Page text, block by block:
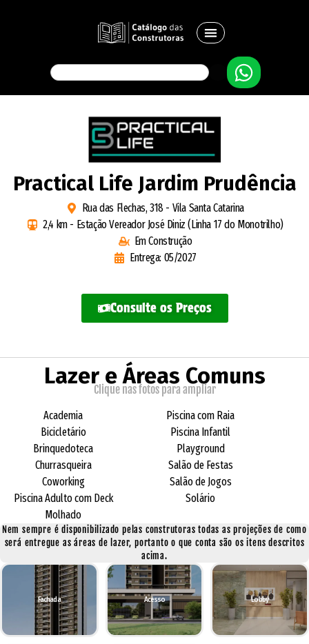
Practical Life Jardim Prudência
Rua das Flechas, 318 - Vila Santa Catarina
2,4 km - Estação Vereador José Diniz (Linha 17 do Monotrilho)
Em Construção
Entrega: 05/2027
Consulte os Preços
Lazer e Áreas Comuns
Clique nas fotos para ampliar
Academia
Bicicletário
Brinquedoteca
Churrasqueira
Coworking
Piscina Adulto com Deck
Molhado
Piscina com Raia
Piscina Infantil
Playground
Salão de Festas
Salão de Jogos
Solário
Nem sempre é disponibilizado pelas construtoras todas as projeções de como
será entregue as áreas de lazer, portanto o que conta são os itens descritos
acima.
Fachada Acesso Lobby